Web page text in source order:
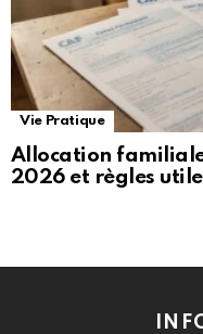
Vie Pratique
Allocation
2026 et règles